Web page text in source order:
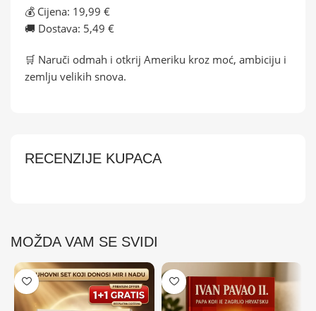
💰 Cijena: 19,99 €
🚚 Dostava: 5,49 €
🛒 Naruči odmah i otkrij Ameriku kroz moć, ambiciju i
zemlju velikih snova.
RECENZIJE KUPACA
MOŽDA VAM SE SVIDI